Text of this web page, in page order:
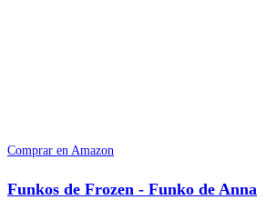
Comprar en Amazon
Funkos de Frozen - Funko de Anna